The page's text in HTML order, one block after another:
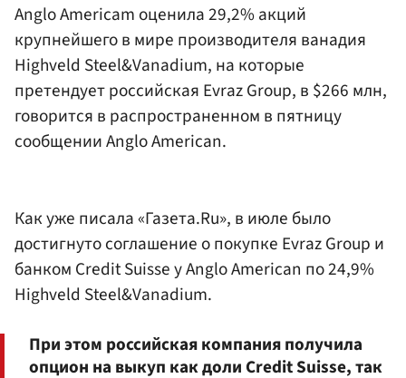
Anglo Americam оценила 29,2% акций
крупнейшего в мире производителя ванадия
Highveld Steel&Vanadium, на которые
претендует российская Evraz Group, в $266 млн,
говорится в распространенном в пятницу
сообщении Anglo American.
Как уже писала «Газета.Ru», в июле было
достигнуто соглашение о покупке Evraz Group и
банком Credit Suisse у Anglo American по 24,9%
Highveld Steel&Vanadium.
При этом российская компания получила
опцион на выкуп как доли Credit Suisse, так